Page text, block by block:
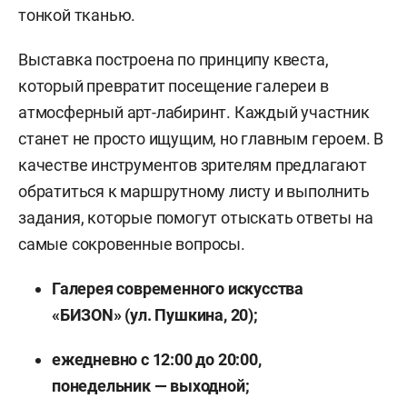
тонкой тканью.
Выставка построена по принципу квеста,
который превратит посещение галереи в
атмосферный арт-лабиринт. Каждый участник
станет не просто ищущим, но главным героем. В
качестве инструментов зрителям предлагают
обратиться к маршрутному листу и выполнить
задания, которые помогут отыскать ответы на
самые сокровенные вопросы.
Галерея современного искусства
«БИЗОN» (ул. Пушкина, 20);
ежедневно с 12:00 до 20:00,
понедельник — выходной;